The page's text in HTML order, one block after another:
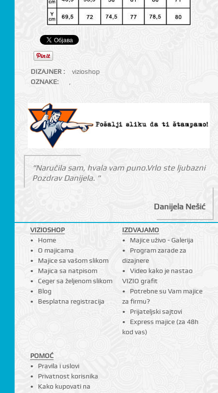
DIZAJNER :
vizioshop
OZNAKE:
"Naručila sam, hvala vam puno.Vrlo ste ljubazni
Pozdrav Danijela. "
Danijela Nešić
VIZIOSHOP
Home
O majicama
Majice sa vašom slikom
Majica sa natpisom
Ceger sa željenom slikom
Blog
Besplatna registracija
IZDVAJAMO
Majice uživo - Galerija
Program zarade za
dizajnere
Video kako je nastao
VIZIO grafit
Potrebne su Vam majice
za firmu?
Prijateljski sajtovi
Express majice (za 48h
kod vas)
POMOĆ
Pravila i uslovi
Privatnost korisnika
Kako kupovati na